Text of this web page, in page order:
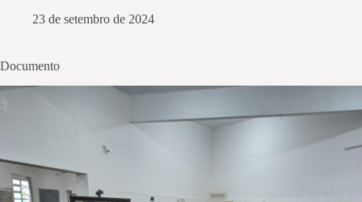
23 de setembro de 2024
Documento